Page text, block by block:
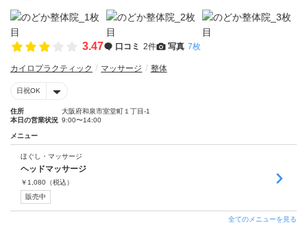
3.47 口コミ 2件 写真 7枚
カイロプラクティック マッサージ 整体
日祝OK
住所
大阪府和泉市室堂町１丁目-1
本日の営業状況 9:00〜14:00
メニュー
ほぐし・マッサージ
ヘッドマッサージ
￥ 1,080 （税込）
販売中
全てのメニューを見る